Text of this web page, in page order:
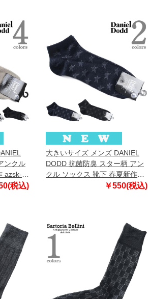
ンクル
azsk-
税込)
大きいサイズ メンズ DANIEL
DODD 抗菌防臭 スター柄 アン
クル ソックス 靴下 春夏新作
￥550(税込)